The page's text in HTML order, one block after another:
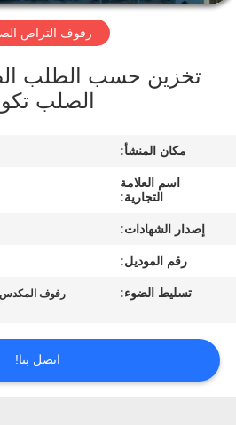
جولة
المصنع
الجودة
اتصل
أخبار
اطلب
عرض
رفوف التراص
تخزين حسب الطلب
الصلب
مكان المنشأ:
اسم العلامة
التجارية:
إصدار الشهادات:
رقم الموديل:
تسليط الضوء: رفوف المكدس
اتصل بنا!